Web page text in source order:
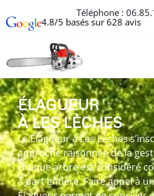
Téléphone :
4.8/5 basés sur 628 avis
ÉLAGUEUR
À LES LÈCHES
Le Élagueur à Les Lèches
approche raisonnée de la
chaque arbre est considéré
à part entière. Faire appel à